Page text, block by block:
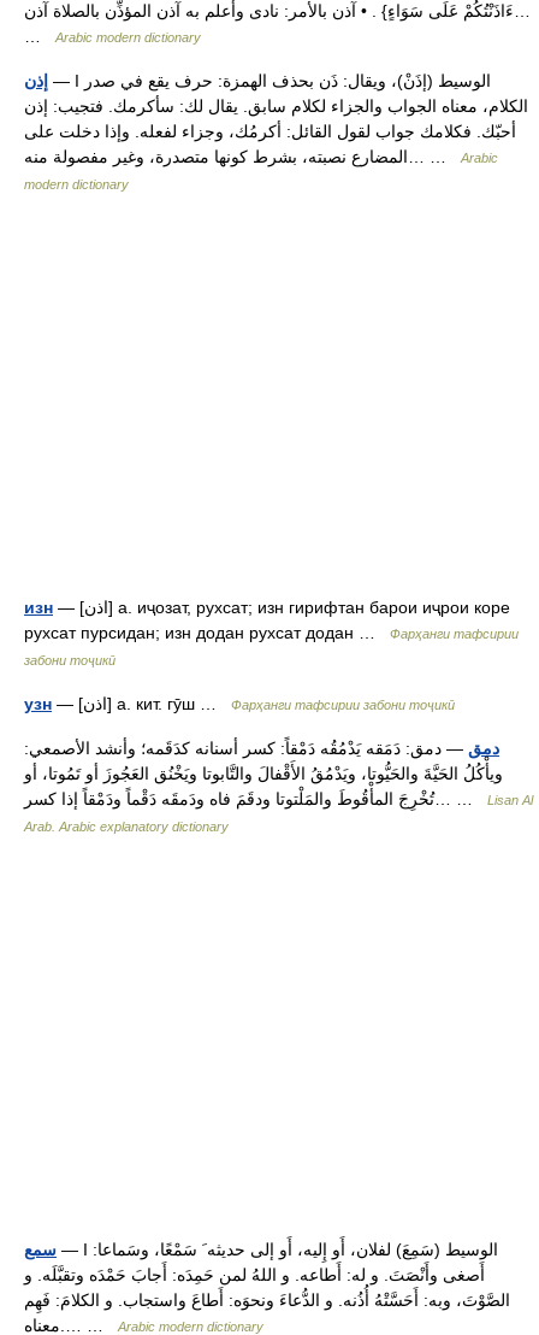
ءَاذَنْتُكُمْ عَلَى سَوَاءٍ} . • آذن بالأمر: نادى وأعلم به آذن المؤذِّن بالصلاة آذن…
Arabic modern dictionary
إذن — I الوسيط (إذَنْ)، ويقال: ذَن بحذف الهمزة: حرف يقع في صدر
الكلام، معناه الجواب والجزاء لكلام سابق. يقال لك: سأكرمك. فتجيب: إذن
أحبّك. فكلامك جواب لقول القائل: أكرمُك، وجزاء لفعله. وإذا دخلت على
Arabic
modern dictionary
изн — [اذن] а. иҷозат, рухсат; изн гирифтан барои иҷрои коре
рухсат пурсидан; изн додан рухсат додан …
Фарҳанги тафсирии
забони тоҷикӣ
узн — [اذن] а. кит. гӯш … Фарҳанги тафсирии забони тоҷикӣ
دمق — دمق: دَمَقه يَدْمُقُه دَمْقاً: كسر أسنانه كدَقَمه؛ وأنشد الأصمعي:
ويأْكُلُ الحَيَّةَ والحَيُّوتا، ويَدْمُقُ الأَقْفالَ والتَّابوتا ويَخْنُق العَجُوزَ أو تَمُوتا، أو
تُخْرِجَ المأْقُوطَ والمَلْتوتا ودقَمَ فاه ودَمقَه دَقْماً ودَمْقاً إذا كسر… …
Lisan Al
Arab. Arabic explanatory dictionary
سمع — I الوسيط (سَمِعَ) لفلان، أَو إِليه، أَو إلى حديثه َ سَمْعًا، وسَماعا:
أَصغى وأَنْصَتَ. و له: أَطاعه. و اللهُ لمن حَمِدَه: أَجابَ حَمْدَه وتقبَّلَه. و
الصَّوْتَ، وبه: أَحَسَّتْهُ أُذُنه. و الدُّعاءَ ونحوَه: أَطاعَ واستجاب. و الكلامَ: فَهِم
Arabic modern dictionary